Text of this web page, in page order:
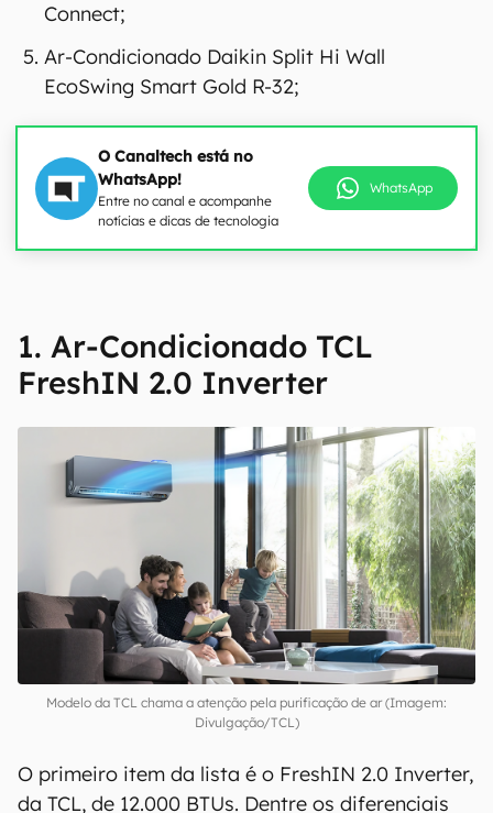
Connect;
Ar-Condicionado Daikin Split Hi Wall
EcoSwing Smart Gold R-32;
O Canaltech está no
WhatsApp!
Entre no canal e acompanhe
notícias e dicas de tecnologia
WhatsApp
1. Ar-Condicionado TCL
FreshIN 2.0 Inverter
Modelo da TCL chama a atenção pela purificação de ar (Imagem:
Divulgação/TCL)
O primeiro item da lista é o FreshIN 2.0 Inverter,
da TCL, de 12.000 BTUs. Dentre os diferenciais